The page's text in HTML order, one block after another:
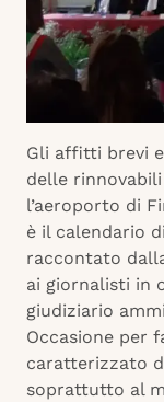
Gli affitti brevi
delle
l’aeroporto di
è il calendario
raccontato
ai giornalisti in
giudiziario
Occasione per
caratterizzato
soprattutto al